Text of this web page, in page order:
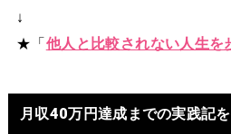
↓
★「他人と比較されない人生を
月収40万円達成までの実践記を